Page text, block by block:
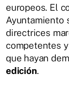
europeos. El
Ayuntamiento
directrices
competentes
que hayan
edición.